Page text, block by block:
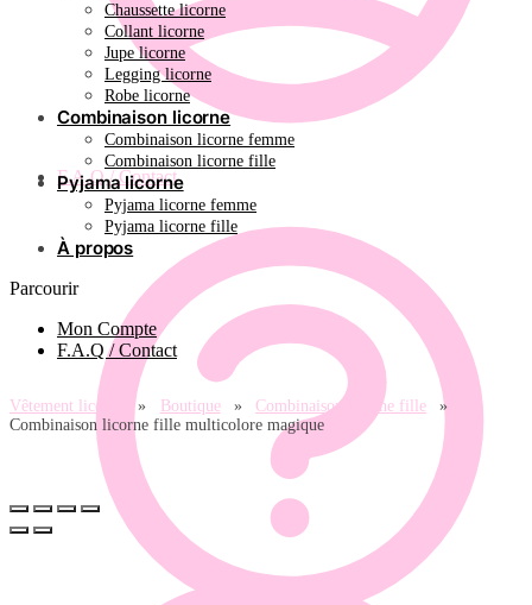
F.A.Q / Contact
Chaussette licorne
Collant licorne
Jupe licorne
Legging licorne
Robe licorne
Combinaison licorne
Combinaison licorne femme
Combinaison licorne fille
Pyjama licorne
Pyjama licorne femme
Pyjama licorne fille
À propos
Parcourir
Mon Compte
F.A.Q / Contact
Vêtement licorne » Boutique » Combinaison licorne fille
»
Combinaison licorne fille multicolore magique